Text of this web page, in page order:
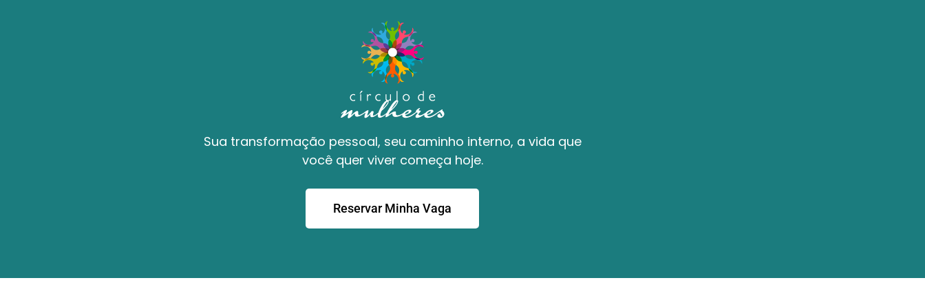
Sua transformação pessoal, seu caminho interno, a vida que
você quer viver começa hoje.
Reservar Minha Vaga